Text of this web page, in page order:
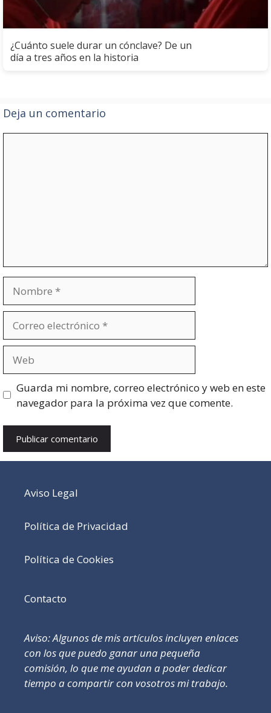
¿Cuánto suele durar un cónclave? De un
día a tres años en la historia
Deja un comentario
electrónico
Guarda mi nombre, correo electrónico y web en este
navegador para la próxima vez que comente.
Aviso Legal
Política de Privacidad
Política de Cookies
Contacto
Aviso: Algunos de mis artículos incluyen enlaces
con los que puedo ganar una pequeña
comisión, lo que me ayudan a poder dedicar
tiempo a compartir con vosotros mi trabajo.